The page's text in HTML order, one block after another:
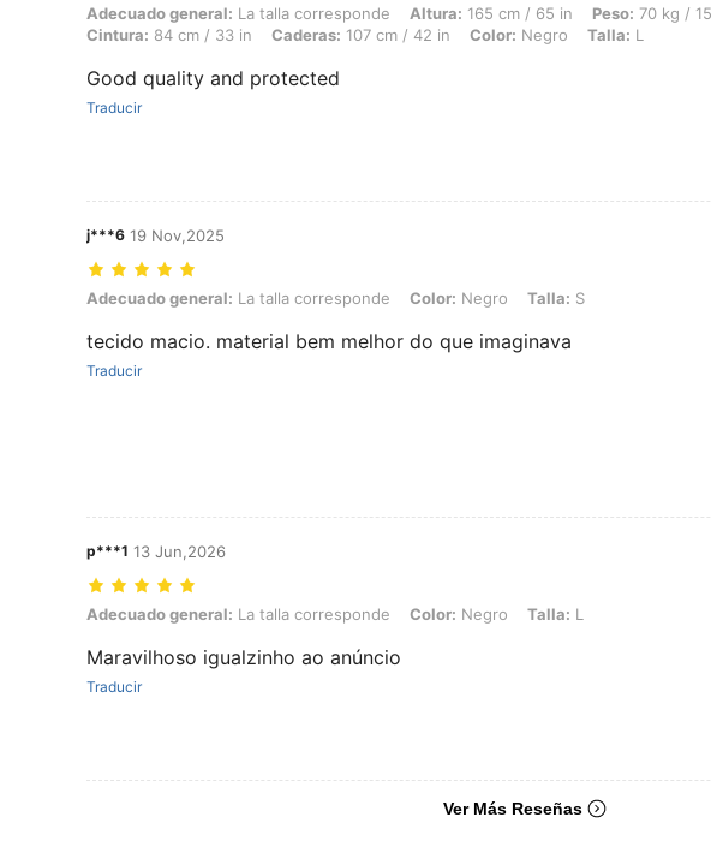
Adecuado general: La talla corresponde, Altura: 165 cm / 65 in, Peso: 70 kg / 154 lbs, Busto:
Adecuado general: La talla corresponde Altura: 165 cm / 65 in Peso: 70 kg /
Cintura: 84 cm / 33 in Caderas: 107 cm / 42 in Color: Negro Talla: L
Good quality and protected
Traducir
j***6 19 Nov,2025
Adecuado general: La talla corresponde, Color: Negro, Talla: S
Adecuado general: La talla corresponde Color: Negro Talla: S
tecido macio. material bem melhor do que imaginava
Traducir
p***1 13 Jun,2026
Adecuado general: La talla corresponde, Color: Negro, Talla: L
Adecuado general: La talla corresponde Color: Negro Talla: L
Maravilhoso igualzinho ao anúncio
Traducir
Ver Más Reseñas